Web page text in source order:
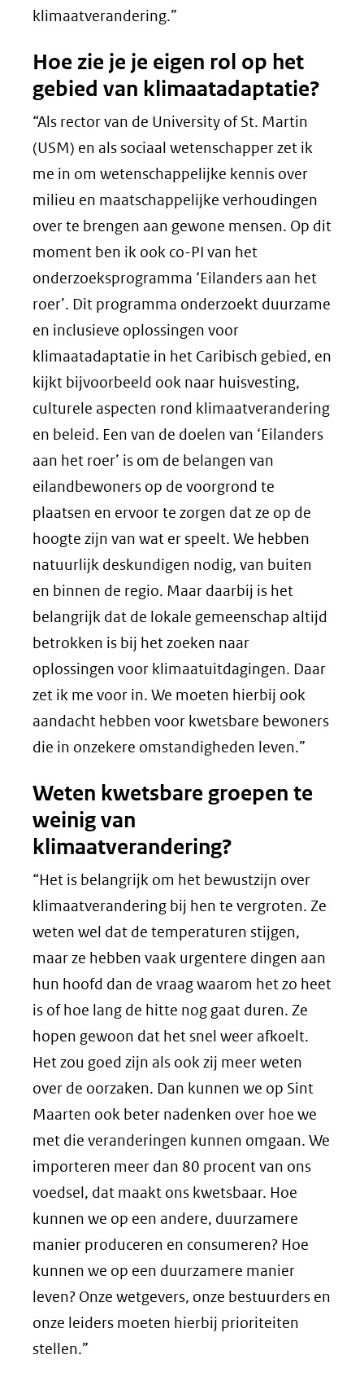
klimaatverandering.”
Hoe zie je je eigen rol op het
gebied van klimaatadaptatie?
“Als rector van de University of St. Martin
(USM) en als sociaal wetenschapper zet ik
me in om wetenschappelijke kennis over
milieu en maatschappelijke verhoudingen
over te brengen aan gewone mensen. Op dit
moment ben ik ook co-PI van het
onderzoeksprogramma ‘Eilanders aan het
roer’. Dit programma onderzoekt duurzame
en inclusieve oplossingen voor
klimaatadaptatie in het Caribisch gebied, en
kijkt bijvoorbeeld ook naar huisvesting,
culturele aspecten rond klimaatverandering
en beleid. Een van de doelen van ‘Eilanders
aan het roer’ is om de belangen van
eilandbewoners op de voorgrond te
plaatsen en ervoor te zorgen dat ze op de
hoogte zijn van wat er speelt. We hebben
natuurlijk deskundigen nodig, van buiten
en binnen de regio. Maar daarbij is het
belangrijk dat de lokale gemeenschap altijd
betrokken is bij het zoeken naar
oplossingen voor klimaatuitdagingen. Daar
zet ik me voor in. We moeten hierbij ook
aandacht hebben voor kwetsbare bewoners
die in onzekere omstandigheden leven.”
Weten kwetsbare groepen te
weinig van
klimaatverandering?
“Het is belangrijk om het bewustzijn over
klimaatverandering bij hen te vergroten. Ze
weten wel dat de temperaturen stijgen,
maar ze hebben vaak urgentere dingen aan
hun hoofd dan de vraag waarom het zo heet
is of hoe lang de hitte nog gaat duren. Ze
hopen gewoon dat het snel weer afkoelt.
Het zou goed zijn als ook zij meer weten
over de oorzaken. Dan kunnen we op Sint
Maarten ook beter nadenken over hoe we
met die veranderingen kunnen omgaan. We
importeren meer dan 80 procent van ons
voedsel, dat maakt ons kwetsbaar. Hoe
kunnen we op een andere, duurzamere
manier produceren en consumeren? Hoe
kunnen we op een duurzamere manier
leven? Onze wetgevers, onze bestuurders en
onze leiders moeten hierbij prioriteiten
stellen.”